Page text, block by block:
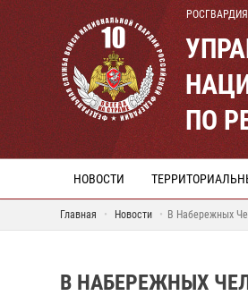
РОСГВАРДИЯ
ПО
НОВОСТИ
Главная Новости В Набережных
В НАБЕРЕЖНЫХ